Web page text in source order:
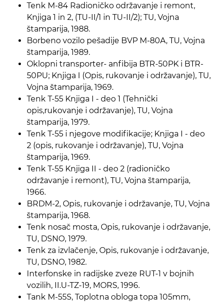
Tenk M-84 Radioničko održavanje i remont,
Knjiga 1 in 2, (TU-II/1 in TU-II/2); TU, Vojna
štamparija, 1988.
Borbeno vozilo pešadije BVP M-80A, TU, Vojna
štamparija, 1989.
Oklopni transporter- anfibija BTR-50PK i BTR-
50PU; Knjiga I (Opis, rukovanje i održavanje), TU,
Vojna štamparija, 1969.
Tenk T-55 Knjiga I - deo 1 (Tehnički
opis,rukovanje i održavanje), TU, Vojna
štamparija, 1979.
Tenk T-55 i njegove modifikacije; Knjiga I - deo
2 (opis, rukovanje i održavanje), TU, Vojna
štamparija, 1969.
Tenk T-55 Knjiga II - deo 2 (radioničko
održavanje i remont), TU, Vojna štamparija,
1966.
BRDM-2, Opis, rukovanje i održavanje, TU, Vojna
štamparija, 1968.
Tenk nosač mosta, Opis, rukovanje i održavanje,
TU, DSNO, 1979.
Tenk za izvlačenje, Opis, rukovanje i održavanje,
TU, DSNO, 1982.
Interfonske in radijske zveze RUT-1 v bojnih
vozilih, II.U-TZ-19, MORS, 1996.
Tank M-55S, Toplotna obloga topa 105mm,